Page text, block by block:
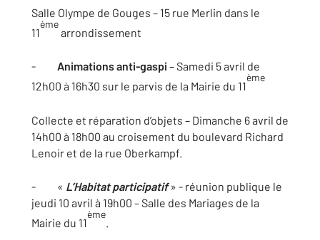
Salle Olympe de Gouges – 15 rue Merlin dans le
11
ème
arrondissement
- Animations anti-gaspi– Samedi 5 avril de
12h00 à 16h30 sur le parvis de la Mairie du 11
ème
Collecte et réparation d’objets – Dimanche 6 avril de
14h00 à 18h00 au croisement du boulevard Richard
Lenoir et de la rue Oberkampf.
- « L’Habitat participatif» - réunion publique le
jeudi 10 avril à 19h00 – Salle des Mariages de la
Mairie du 11
ème
.